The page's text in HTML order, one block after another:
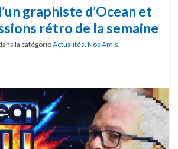
graphiste d’Ocean et
rétro de la semaine
la catégorieActualités Nos Amis